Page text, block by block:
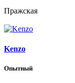
Пражская
Kenzo
Опытный